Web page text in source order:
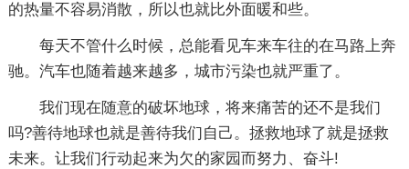
的热量不容易消散，所以也就比外面暖和些。
每天不管什么时候，总能看见车来车往的在马路上奔
驰。汽车也随着越来越多，城市污染也就严重了。
我们现在随意的破坏地球，将来痛苦的还不是我们
吗?善待地球也就是善待我们自己。拯救地球了就是拯救
未来。让我们行动起来为欠的家园而努力、奋斗!